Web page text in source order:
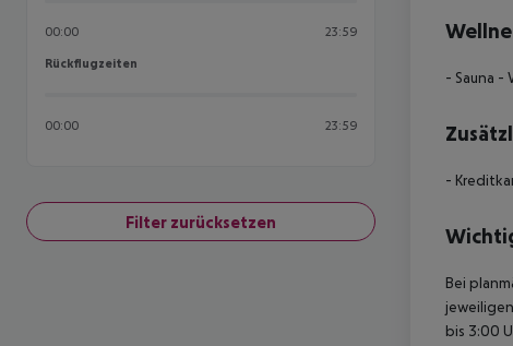
00:00 23:59
Rückflugzeiten
Rückflugzeiten
00:00 23:59
Filter zurücksetzen
- Sauna -
-
Bei
bis 3:00